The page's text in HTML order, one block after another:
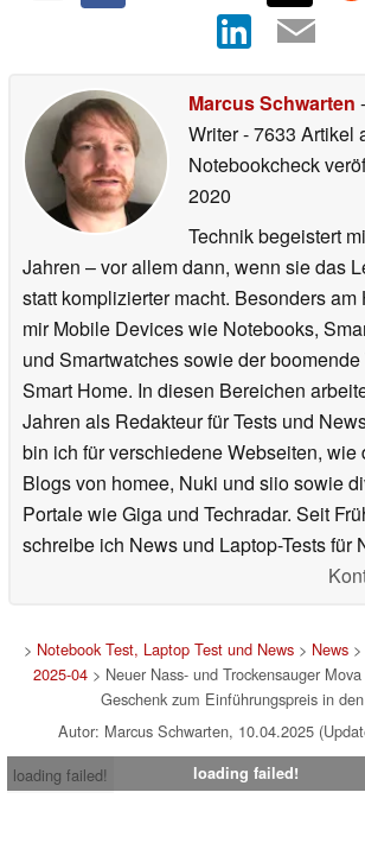
Marcus Schwarten
Writer- 7633 Artikel
Notebookcheck
2020
Technik begeistert
Jahren – vor allem dann, wenn sie das
statt komplizierter macht. Besonders am
mir Mobile Devices wie Notebooks,
und Smartwatches sowie der
Smart Home. In diesen Bereichen
Jahren als Redakteur für Tests und
bin ich für verschiedene Webseiten, wie
Blogs von homee, Nuki und siio sowie
Portale wie Giga und Techradar. Seit
schreibe ich News und Laptop-Tests für
> Notebook Test, Laptop Test und News> News>
2025-04> Neuer Nass- und Trockensauger
Geschenk zum Einführungspreis in
Autor: Marcus Schwarten, 10.04.2025
loading failed!
loading failed!